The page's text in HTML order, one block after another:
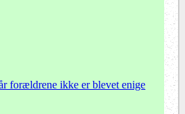
forældrene ikke er blevet enige